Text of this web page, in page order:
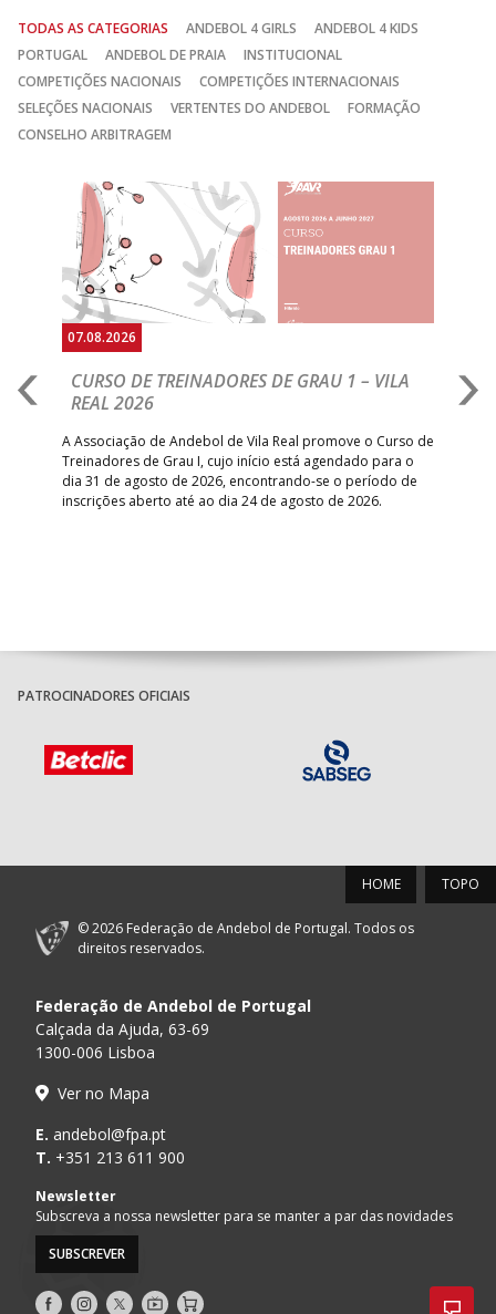
TODAS AS CATEGORIAS ANDEBOL 4 GIRLS
ANDEBOL 4 KIDS
PORTUGAL
ANDEBOL DE PRAIA
INSTITUCIONAL
COMPETIÇÕES NACIONAIS
COMPETIÇÕES INTERNACIONAIS
SELEÇÕES NACIONAIS
VERTENTES DO ANDEBOL
FORMAÇÃO
CONSELHO ARBITRAGEM
07.08.2026
CURSO DE TREINADORES DE GRAU 1 – VILA
REAL 2026
A Associação de Andebol de Vila Real promove o Curso de
Treinadores de Grau I, cujo início está agendado para o
dia 31 de agosto de 2026, encontrando-se o período de
inscrições aberto até ao dia 24 de agosto de 2026.
Anterior
PATROCINADORES OFICIAIS
TOPO
HOME
© 2026 Federação de Andebol de Portugal. Todos os
direitos reservados.
Federação de Andebol de Portugal
Calçada da Ajuda, 63-69
1300-006 Lisboa
Ver no Mapa
E. andebol@fpa.pt
T. +351 213 611 900
Newsletter
Subscreva a nossa newsletter para se manter a par das novidades
SUBSCREVER
Siga- Siga- Siga- AndebolTV
Loja